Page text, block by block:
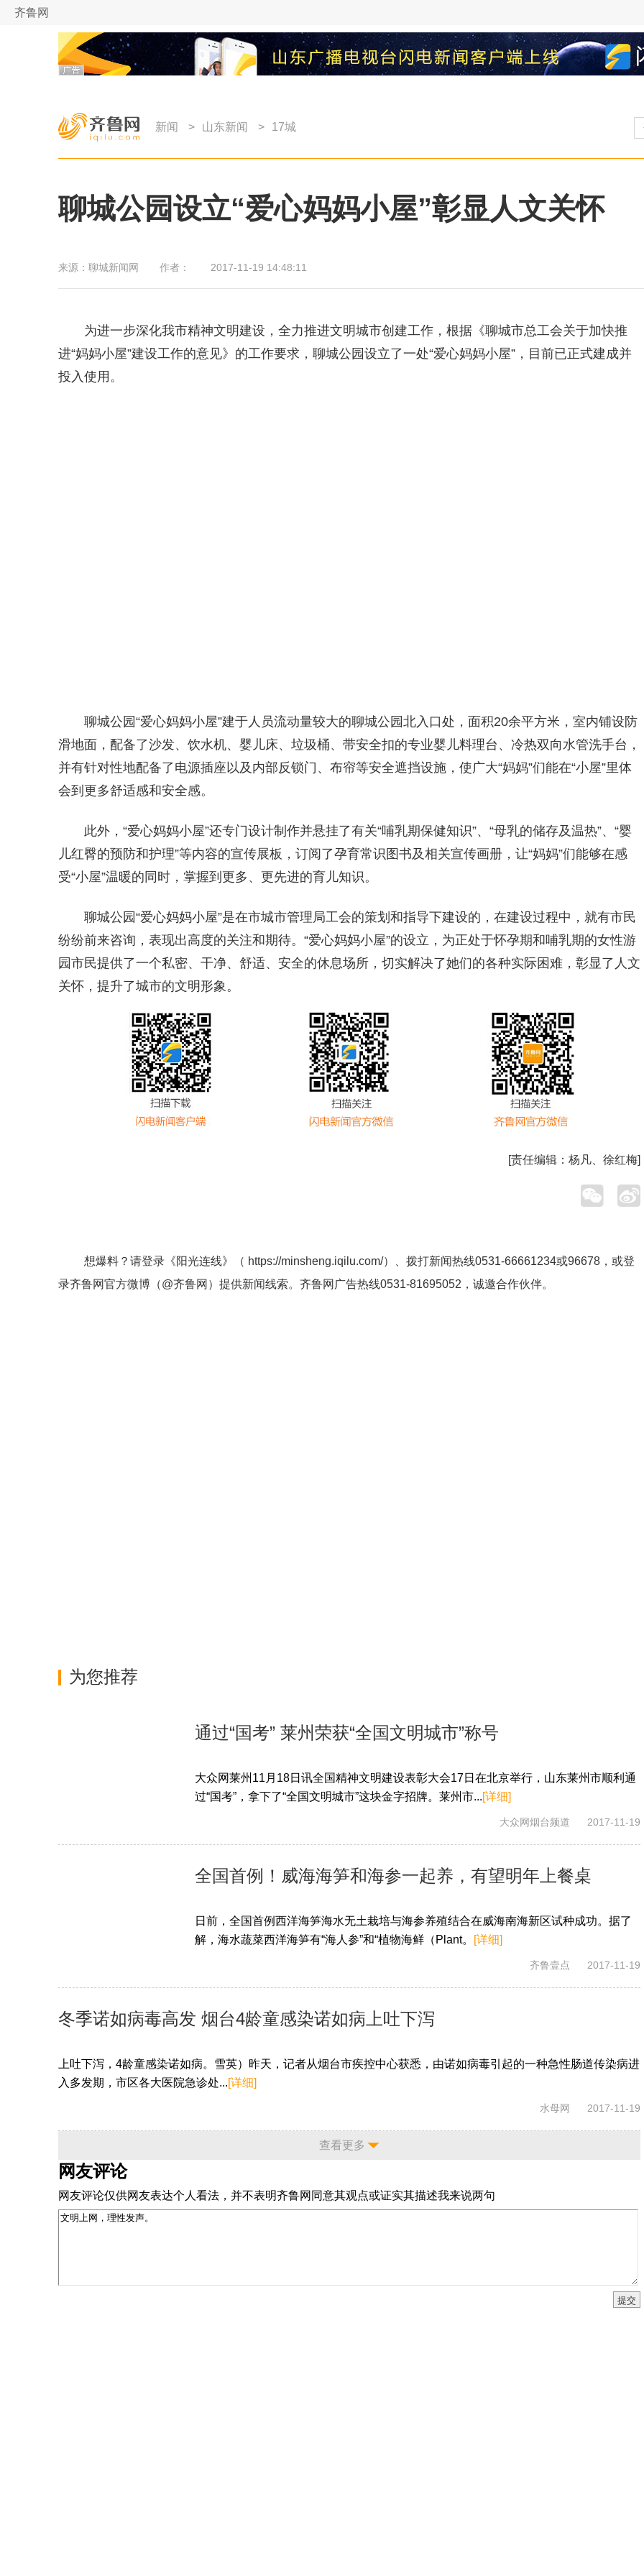
齐鲁网
新闻 > 山东新闻 > 17城
聊城公园设立“爱心妈妈小屋”彰显人文关怀
来源： 聊城新闻网 作者： 2017-11-19 14:48:11
为进一步深化我市精神文明建设，全力推进文明城市创建工作，根据《聊城市总工会关于加快推
进“妈妈小屋”建设工作的意见》的工作要求，聊城公园设立了一处“爱心妈妈小屋”，目前已正式建成并
投入使用。
聊城公园“爱心妈妈小屋”建于人员流动量较大的聊城公园北入口处，面积20余平方米，室内铺设防
滑地面，配备了沙发、饮水机、婴儿床、垃圾桶、带安全扣的专业婴儿料理台、冷热双向水管洗手台，
并有针对性地配备了电源插座以及内部反锁门、布帘等安全遮挡设施，使广大“妈妈”们能在“小屋”里体
会到更多舒适感和安全感。
此外，“爱心妈妈小屋”还专门设计制作并悬挂了有关“哺乳期保健知识”、“母乳的储存及温热”、“婴
儿红臀的预防和护理”等内容的宣传展板，订阅了孕育常识图书及相关宣传画册，让“妈妈”们能够在感
受“小屋”温暖的同时，掌握到更多、更先进的育儿知识。
聊城公园“爱心妈妈小屋”是在市城市管理局工会的策划和指导下建设的，在建设过程中，就有市民
纷纷前来咨询，表现出高度的关注和期待。“爱心妈妈小屋”的设立，为正处于怀孕期和哺乳期的女性游
园市民提供了一个私密、干净、舒适、安全的休息场所，切实解决了她们的各种实际困难，彰显了人文
关怀，提升了城市的文明形象。
[责任编辑： 杨凡、徐红梅]
想爆料？请登录《阳光连线》（ https://minsheng.iqilu.com/）、拨打新闻热线0531-66661234或96678，或登
录齐鲁网官方微博（@齐鲁网 ）提供新闻线索。齐鲁网广告热线0531-81695052 ，诚邀合作伙伴。
为您推荐
通过“国考” 莱州荣获“全国文明城市”称号
大众网莱州11月18日讯全国精神文明建设表彰大会17日在北京举行，山东莱州市顺利通
过“国考”，拿下了“全国文明城市”这块金字招牌。莱州市...[详细]
大众网烟台频道 2017-11-19
全国首例！威海海笋和海参一起养，有望明年上餐桌
日前，全国首例西洋海笋海水无土栽培与海参养殖结合在威海南海新区试种成功。据了
解，海水蔬菜西洋海笋有“海人参”和“植物海鲜（Plant。
[详细]
齐鲁壹点 2017-11-19
冬季诺如病毒高发 烟台4龄童感染诺如病上吐下泻
上吐下泻，4龄童感染诺如病。雪英）昨天，记者从烟台市疾控中心获悉，由诺如病毒引起的一种急性肠道传染病进
入多发期，市区各大医院急诊处...[详细]
水母网 2017-11-19
查看更多
网友评论
网友评论仅供网友表达个人看法，并不表明齐鲁网同意其观点或证实其描述我来说两句